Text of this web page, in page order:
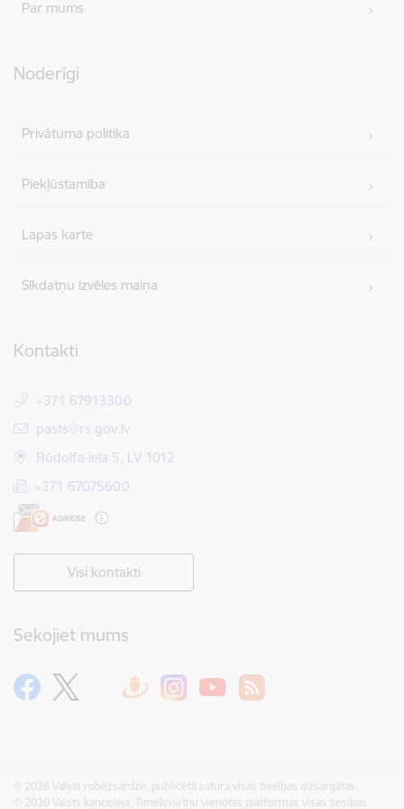
Par mums
Noderīgi
Privātuma politika
Piekļūstamība
Lapas karte
Sīkdatņu izvēles maiņa
Kontakti
+371 67913300
E-pasts:
pasts@rs.gov.lv
Rūdolfa iela 5, LV 1012
+371 67075600
Visi kontakti
Sekojiet mums
© 2026 Valsts robežsardze, publicētā satura visas tiesības aizsargātas.
© 2020 Valsts kanceleja, Tīmekļvietņu vienotās platformas visas tiesības